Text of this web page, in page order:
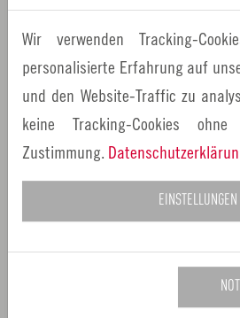
Amerikanerin Rebecca Martin
bemerkenswerten Vielseitigkeit
der Region.…
Wir verwenden Tracking-
personalisierte Erfahrung auf
und den Website-Traffic zu
keine Tracking-Cookies
Zustimmung.
EINSTELLUNGEN